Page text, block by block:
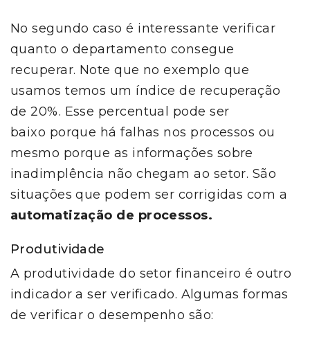
No segundo caso é interessante verificar
quanto o departamento consegue
recuperar. Note que no exemplo que
usamos temos um índice de recuperação
de 20%. Esse percentual pode ser
baixo porque há falhas nos processos ou
mesmo porque as informações sobre
inadimplência não chegam ao setor. São
situações que podem ser corrigidas com a
automatização de processos.
Produtividade
A produtividade do setor financeiro é outro
indicador a ser verificado. Algumas formas
de verificar o desempenho são: